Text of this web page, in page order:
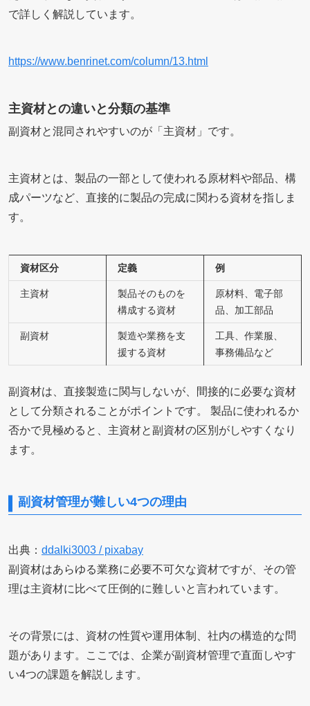
で詳しく解説しています。
https://www.benrinet.com/column/13.html
主資材との違いと分類の基準
副資材と混同されやすいのが「主資材」です。
主資材とは、製品の一部として使われる原材料や部品、構
成パーツなど、直接的に製品の完成に関わる資材を指しま
す。
資材区分 定義 例
主資材
製品そのものを
構成する資材
原材料、電子部
品、加工部品
副資材
製造や業務を支
援する資材
工具、作業服、
事務備品など
副資材は、直接製造に関与しないが、間接的に必要な資材
として分類されることがポイントです。 製品に使われるか
否かで見極めると、主資材と副資材の区別がしやすくなり
ます。
副資材管理が難しい4つの理由
出典： ddalki3003 / pixabay
副資材はあらゆる業務に必要不可欠な資材ですが、その管
理は主資材に比べて圧倒的に難しいと言われています。
その背景には、資材の性質や運用体制、社内の構造的な問
題があります。ここでは、企業が副資材管理で直面しやす
い4つの課題を解説します。